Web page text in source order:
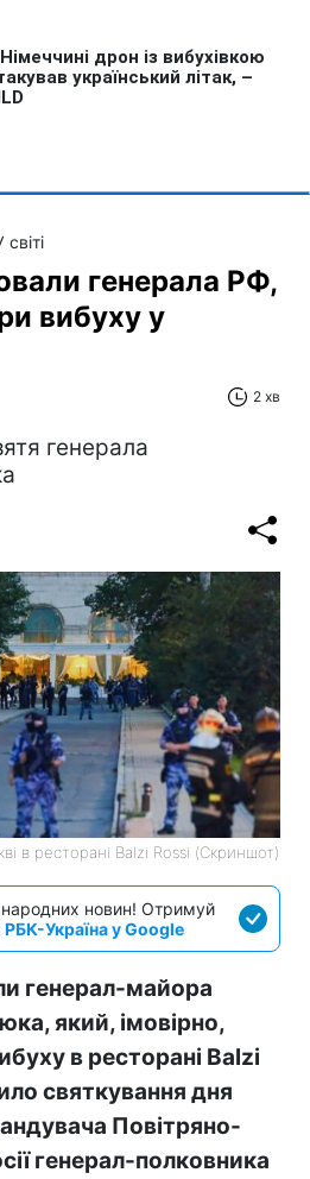
світі
генерала РФ,
вибуху у
2 хв
генерала
в ресторані Balzi Rossi (Скриншот)
новин! Отримуй
РБК-Україна у Google
генерал-майора
який, імовірно,
в ресторані Balzi
святкування дня
Повітряно-
генерал-полковника